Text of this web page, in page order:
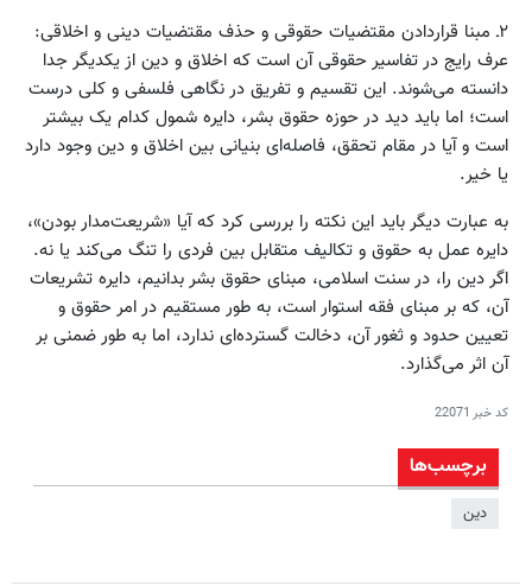
۲ـ مبنا قراردادن مقتضیات حقوقی و حذف مقتضیات دینی و اخلاقی:
عرف رایج در تفاسیر حقوقی آن است که اخلاق و دین از یکدیگر جدا
دانسته می‌شوند. این تقسیم و تفریق در نگاهی فلسفی و کلی درست
است؛ اما باید دید در حوزه حقوق بشر، دایره شمول کدام یک بیشتر
است و آیا در مقام تحقق، فاصله‌ای بنیانی بین اخلاق و دین وجود دارد
یا خیر.
به عبارت دیگر باید این نکته را بررسی کرد که آیا «شریعت‌مدار بودن»،
دایره عمل به حقوق و تکالیف متقابل بین فردی را تنگ می‌کند یا نه.
اگر دین را، در سنت اسلامی، مبنای حقوق بشر بدانیم، دایره تشریعات
آن، که بر مبنای فقه استوار است، به طور مستقیم در امر حقوق و
تعیین حدود و ثغور آن، دخالت گسترده‌ای ندارد، اما به طور ضمنی بر
آن اثر می‌گذارد.
کد خبر 22071
برچسب‌ها
دین